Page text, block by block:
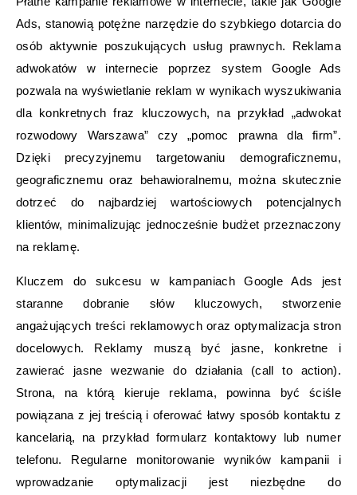
Ads, stanowią potężne narzędzie do szybkiego dotarcia do
osób aktywnie poszukujących usług prawnych. Reklama
adwokatów w internecie poprzez system Google Ads
pozwala na wyświetlanie reklam w wynikach wyszukiwania
dla konkretnych fraz kluczowych, na przykład „adwokat
rozwodowy Warszawa” czy „pomoc prawna dla firm”.
Dzięki precyzyjnemu targetowaniu demograficznemu,
geograficznemu oraz behawioralnemu, można skutecznie
dotrzeć do najbardziej wartościowych potencjalnych
klientów, minimalizując jednocześnie budżet przeznaczony
na reklamę.
Kluczem do sukcesu w kampaniach Google Ads jest
staranne dobranie słów kluczowych, stworzenie
angażujących treści reklamowych oraz optymalizacja stron
docelowych. Reklamy muszą być jasne, konkretne i
zawierać jasne wezwanie do działania (call to action).
Strona, na którą kieruje reklama, powinna być ściśle
powiązana z jej treścią i oferować łatwy sposób kontaktu z
kancelarią, na przykład formularz kontaktowy lub numer
telefonu. Regularne monitorowanie wyników kampanii i
wprowadzanie optymalizacji jest niezbędne do